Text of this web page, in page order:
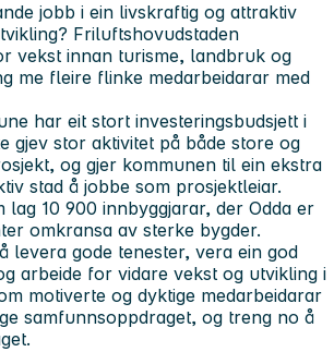
jobb i ein livskraftig og attraktiv
Friluftshovudstaden
vekst innan turisme, landbruk og
me fleire flinke medarbeidarar med
har eit stort investeringsbudsjett i
gjev stor aktivitet på både store og
og gjer kommunen til ein ekstra
stad å jobbe som prosjektleiar.
lag 10 900 innbyggjarar, der Odda er
omkransa av sterke bygder.
levera gode tenester, vera ein god
arbeide for vidare vekst og utvikling i
motiverte og dyktige medarbeidarar
samfunnsoppdraget, og treng no å